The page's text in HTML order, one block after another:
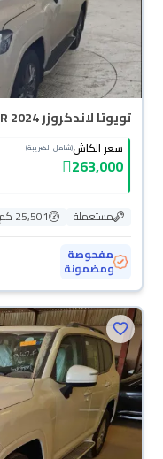
تويوتا لاندكروزر GXR 2024 دبل
سعر الكاش(شامل الضريبة)
263,000
مستعملة 25,501 كم
مفحوصة
ومضمونة